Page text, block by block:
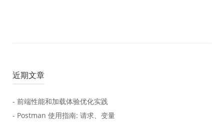
近期文章
- 前端性能和加载体验优化实践
- Postman 使用指南: 请求、变量